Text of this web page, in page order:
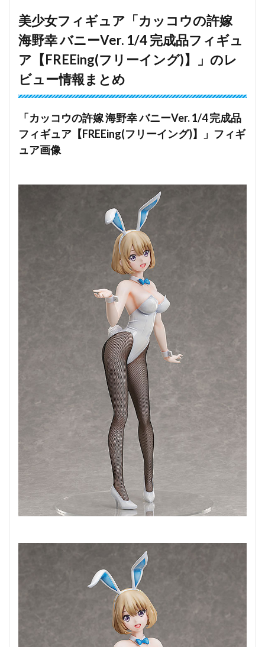
美少女フィギュア「カッコウの許嫁
海野幸 バニーVer. 1/4 完成品フィギュ
ア【FREEing(フリーイング)】」のレ
ビュー情報まとめ
「カッコウの許嫁 海野幸 バニーVer. 1/4 完成品
フィギュア【FREEing(フリーイング)】」フィギ
ュア画像